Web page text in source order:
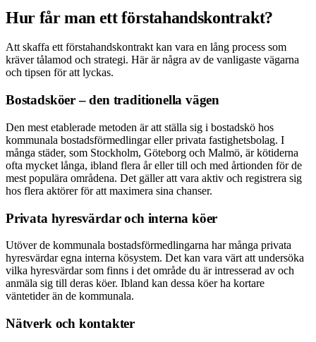
Hur får man ett förstahandskontrakt?
Att skaffa ett förstahandskontrakt kan vara en lång process som
kräver tålamod och strategi. Här är några av de vanligaste vägarna
och tipsen för att lyckas.
Bostadsköer – den traditionella vägen
Den mest etablerade metoden är att ställa sig i bostadskö hos
kommunala bostadsförmedlingar eller privata fastighetsbolag. I
många städer, som Stockholm, Göteborg och Malmö, är kötiderna
ofta mycket långa, ibland flera år eller till och med årtionden för de
mest populära områdena. Det gäller att vara aktiv och registrera sig
hos flera aktörer för att maximera sina chanser.
Privata hyresvärdar och interna köer
Utöver de kommunala bostadsförmedlingarna har många privata
hyresvärdar egna interna kösystem. Det kan vara värt att undersöka
vilka hyresvärdar som finns i det område du är intresserad av och
anmäla sig till deras köer. Ibland kan dessa köer ha kortare
väntetider än de kommunala.
Nätverk och kontakter